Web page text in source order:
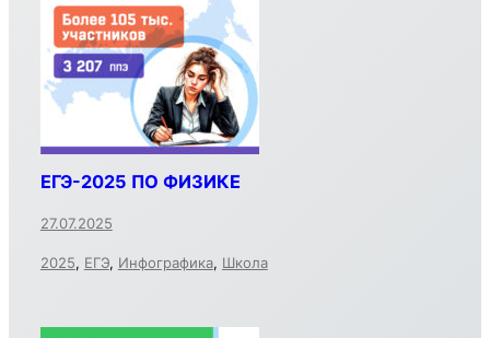
ЕГЭ-2025 ПО ФИЗИКЕ
27.07.2025
2025, ЕГЭ, Инфографика, Школа